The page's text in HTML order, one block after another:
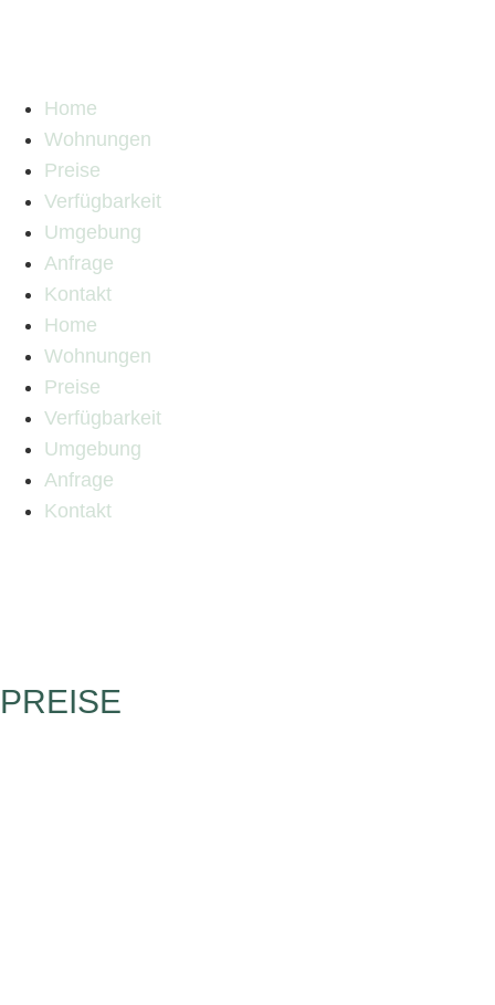
Home
Wohnungen
Preise
Verfügbarkeit
Umgebung
Anfrage
Kontakt
Home
Wohnungen
Preise
Verfügbarkeit
Umgebung
Anfrage
Kontakt
PREISE